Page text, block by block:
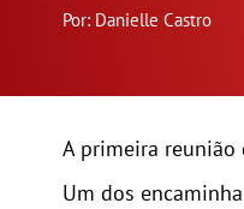
Por: Danielle Castro
A primeira reunião
Um dos